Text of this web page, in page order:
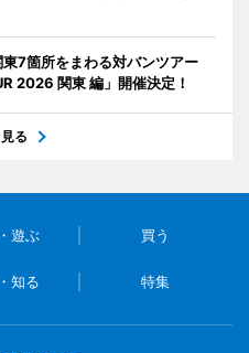
7箇所をまわる対バンツアー
2026 関東 編」開催決定！
る
遊ぶ 買う
知る 特集